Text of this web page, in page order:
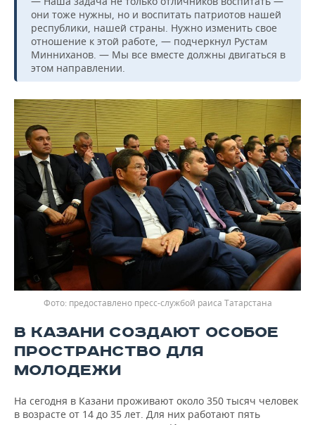
они тоже нужны, но и воспитать патриотов нашей
республики, нашей страны. Нужно изменить свое
отношение к этой работе, — подчеркнул Рустам
Минниханов. — Мы все вместе должны двигаться в
этом направлении.
предоставлено пресс-службой раиса Татарстана
В КАЗАНИ СОЗДАЮТ ОСОБОЕ
ПРОСТРАНСТВО ДЛЯ
МОЛОДЕЖИ
На сегодня в Казани проживают около 350 тысяч человек
в возрасте от 14 до 35 лет. Для них работают пять